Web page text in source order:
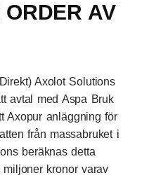
AV
Axolot Solutions
avtal med Aspa Bruk
Axopur anläggning för
från massabruket i
beräknas detta
kronor varav